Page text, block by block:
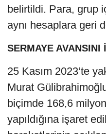
belirtildi. Para, grup
aynı hesaplara geri
SERMAYE AVANSINI
25 Kasım 2023’te
Murat
biçimde 168,6 milyon
yapıldığına işaret